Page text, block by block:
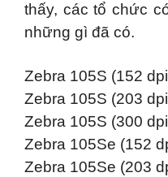
thấy, các tổ chức
những gì đã có.
Zebra 105S (152
Zebra 105S (203
Zebra 105S (300
Zebra 105Se (152
Zebra 105Se (203